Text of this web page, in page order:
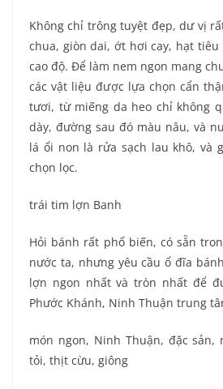
Không chỉ trông tuyệt đẹp, dư vị
chua, giòn dai, ớt hơi cay, hạt
cao độ. Để làm nem ngon mang
các vật liệu được lựa chọn cẩn
tươi, từ miếng da heo chỉ không
dày, đường sau đó màu nâu, và
lá ổi non là rửa sạch lau khô, và
chọn lọc.
trái tim lợn Banh
Hỏi bánh rất phổ biến, có sẵn
nước ta, nhưng yêu cầu ổ đĩa
lợn ngon nhất và tròn nhất để
Phước Khánh, Ninh Thuận trung
món ngon, Ninh Thuận, đặc sản,
tỏi, thịt cừu, giông